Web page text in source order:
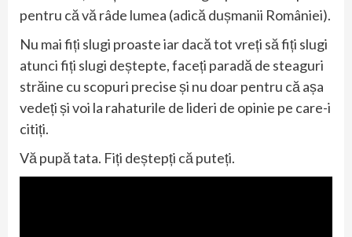
pentru că vă râde lumea (adică dușmanii României).
Nu mai fiți slugi proaste iar dacă tot vreți să fiți slugi
atunci fiți slugi deștepte, faceți paradă de steaguri
străine cu scopuri precise și nu doar pentru că așa
vedeți și voi la rahaturile de lideri de opinie pe care-i
citiți.
Vă pupă tata. Fiți deștepți că puteți.